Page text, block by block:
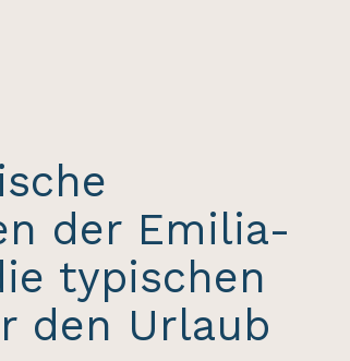
der Emilia-
typischen
den Urlaub